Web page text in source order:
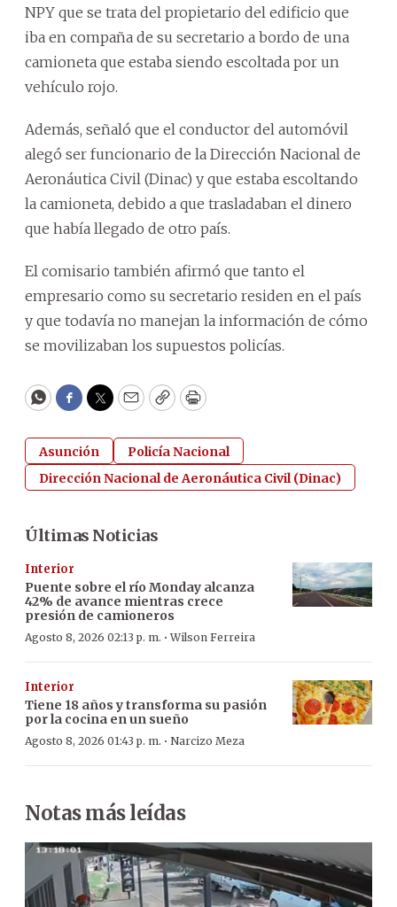
NPY que se trata del propietario del edificio que
iba en compaña de su secretario a bordo de una
camioneta que estaba siendo escoltada por un
vehículo rojo.
Además, señaló que el conductor del automóvil
alegó ser funcionario de la Dirección Nacional de
Aeronáutica Civil (Dinac) y que estaba escoltando
la camioneta, debido a que trasladaban el dinero
que había llegado de otro país.
El comisario también afirmó que tanto el
empresario como su secretario residen en el país
y que todavía no manejan la información de cómo
se movilizaban los supuestos policías.
WhatsApp
Facebook
Twitter
EmailCopyPrint
Asunción
Policía Nacional
Dirección Nacional de Aeronáutica Civil (Dinac)
Últimas Noticias
Interior
Puente sobre el río Monday alcanza
42% de avance mientras crece
presión de camioneros
Agosto 8, 2026 02:13 p. m. ·Wilson Ferreira
Interior
Tiene 18 años y transforma su pasión
por la cocina en un sueño
Agosto 8, 2026 01:43 p. m. · Narcizo Meza
Notas más leídas